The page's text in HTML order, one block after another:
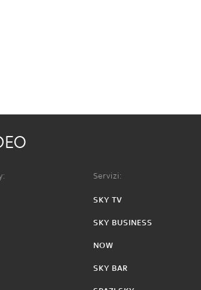
Servizi:
SKY TV
SKY BUSINESS
NOW
SKY BAR